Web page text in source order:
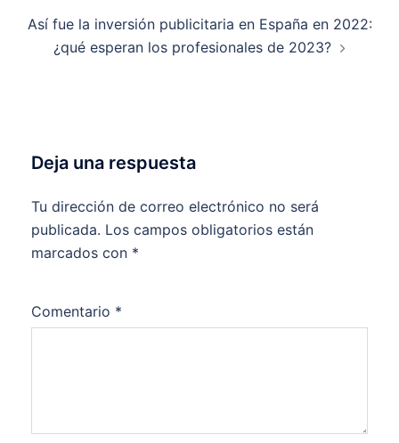
Así fue la inversión publicitaria en España en 2022:
¿qué esperan los profesionales de 2023?
Deja una respuesta
Tu dirección de correo electrónico no será
publicada. Los campos obligatorios están
marcados con *
Comentario *